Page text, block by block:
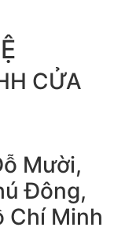
CỬA
Mười,
Đông,
Chí Minh